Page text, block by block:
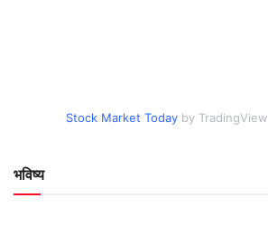
Stock Market Today by TradingView
भविष्य